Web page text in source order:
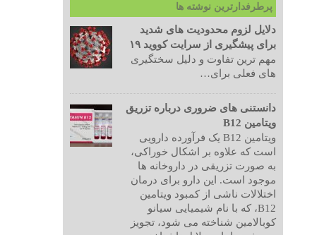
پرطرفدارترین نوشته ها
دلایل لزوم محدودیت های شدید
برای پیشگیری از سرایت کووید ۱۹
مهم ترین تفاوت و دلیل سختگیری
های فعلی برای…
دانستنی های ضروری درباره تزریق
ویتامین B12
ویتامین B12 یک فرآورده دارویی
است که علاوه بر اشکال خوراکی،
به صورت تزریقی در داروخانه ها
موجود است. این دارو برای درمان
اختلالات ناشی از کمبود ویتامین
B12، که با نام شیمیایی سیانو
کوبالامین شناخته می شود، تجویز